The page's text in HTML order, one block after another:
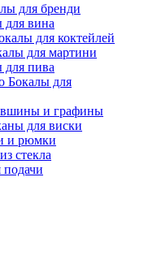
для бренди
для вина
для коктейлей
для мартини
для пива
Бокалы для
и графины
для виски
и рюмки
стекла
подачи